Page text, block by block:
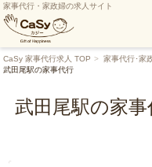
家事代行・家政婦の求人サイト
CaSy 家事代行求人 TOP 家事代行･家
武田尾駅の家事代行
武田尾駅の家